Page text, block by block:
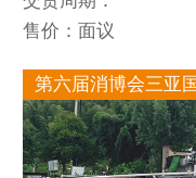
售价：面议
第六届消博会三亚